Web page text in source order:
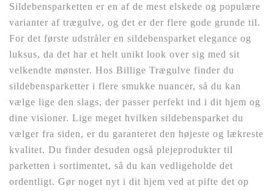
Sildebensparketten er en af de mest elskede og populære
varianter af trægulve, og det er der flere gode grunde til.
For det første udstråler en sildebensparket elegance og
luksus, da det har et helt unikt look over sig med sit
velkendte mønster. Hos Billige Trægulve finder du
sildebensparketter i flere smukke nuancer, så du kan
vælge lige den slags, der passer perfekt ind i dit hjem og
dine visioner. Lige meget hvilken sildebensparket du
vælger fra siden, er du garanteret den højeste og lækreste
kvalitet. Du finder desuden også plejeprodukter til
parketten i sortimentet, så du kan vedligeholde det
ordentligt. Gør noget nyt i dit hjem ved at pifte det op